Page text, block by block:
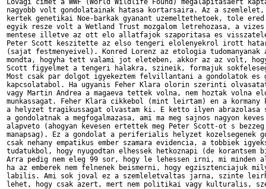
Lovagi cimet a WWF (World Wildlife Found) megalapitasaert
nagyobb volt gondolatainak hatasa kortarsaira. Az a
kertek genetikai Noe-barkak gyanant uzemeltethetoek, tole ered.
egyik resze volt a Wetland Trust mozgalom letrehozasa, a vizes
mentese illetve az ott elo allatfajok szaporitasa es
Peter Scott keszitette az elso tengeri elolenyekrol irott
(sajat festmenyeivel). Konred Lorenz az etologia
mondta, hogyha tett valami jot eleteben, akkor az az volt,
Scott figyelmet a tengeri halakra, szineik, formajuk
Most csak par dolgot igyekeztem felvillantani a gondolatok es
kapcsolatabol. Ha ugyanis Feher Klara olorin szerinti
vagy Martin Andrea a magaeva tettek volna, nem hoztak volna
munkassagat. Feher Klara cikkebol (mint leirtam) en a
a helyzet tragikussagat olvastam ki. E ketto ilyen abrazolasa
a gondolatnak a megfogalmazasa, ami ma meg sajnos nagyon keves
alapveto (ahogyan kevesen ertettek meg Peter Scott-ot s
manapsag). Ez a gondolat a periferialis helyzet kozelsegenek
csak nehany empatikus ember szamara evidencia, a tobbiek
tudatukbol, hogy nyugodtan elhessek hetkoznapi (de
Arra pedig nem eleg 99 sor, hogy le lehessen irni, mi minden
ha az emberek nem felnenek beismerni, hogy egzisztenciajuk
labilis. Ami sok joval ez a szemleletvaltas jarna, szinte
lehet, hogy csak azert, mert nem politikai vagy kulturalis,